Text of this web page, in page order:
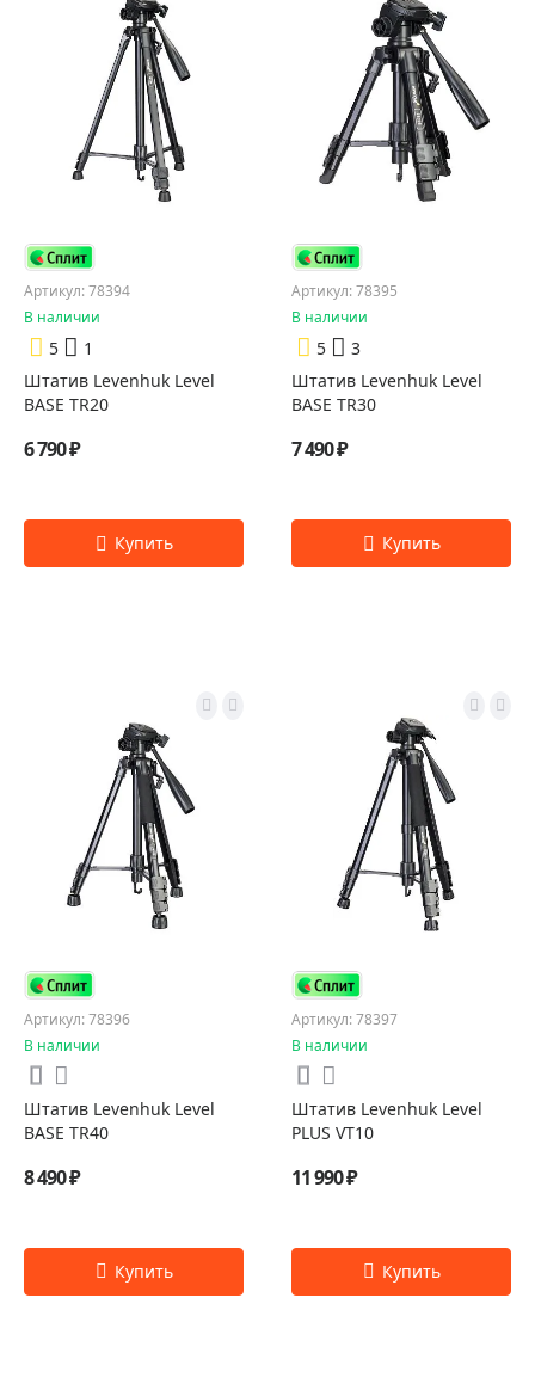
Артикул: 78394
В наличии
5
1
Штатив Levenhuk Level
BASE TR20
6 790 ₽
Артикул: 78395
В наличии
5
3
Штатив Levenhuk Level
BASE TR30
7 490 ₽
Артикул: 78396
В наличии
Штатив Levenhuk Level
BASE TR40
8 490 ₽
Артикул: 78397
В наличии
Штатив Levenhuk Level
PLUS VT10
11 990 ₽